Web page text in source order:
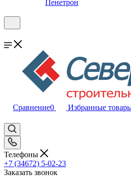
Пенетрон
Сравнение0 Избранные
Телефоны
+7 (34672) 5-02-23
Заказать звонок